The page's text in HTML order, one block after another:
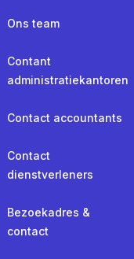
Ons team
Contant
administratiekantoren
Contact accountants
Contact
dienstverleners
Bezoekadres &
contact